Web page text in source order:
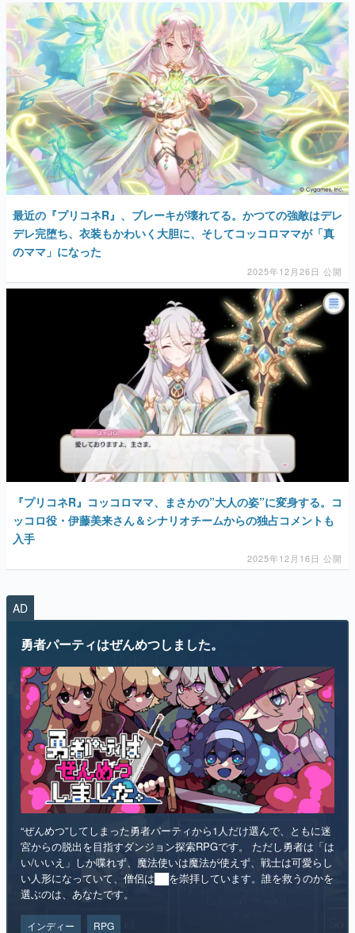
最近の『プリコネR』、ブレーキが壊れてる。かつての強敵はデレ
デレ完堕ち、衣装もかわいく大胆に、そしてコッコロママが「真
のママ」になった
2025年12月26日 公開
『プリコネR』コッコロママ、まさかの”大人の姿”に変身する。コ
ッコロ役・伊藤美来さん＆シナリオチームからの独占コメントも
入手
2025年12月16日 公開
AD
勇者パーティはぜんめつしました。
“ぜんめつ”してしまった勇者パーティから1人だけ選んで、ともに迷
宮からの脱出を目指すダンジョン探索RPGです。 ただし勇者は「は
い/いいえ」しか喋れず、魔法使いは魔法が使えず、戦士は可愛らし
い人形になっていて、僧侶は██を崇拝しています。誰を救うのかを
選ぶのは、あなたです。
インディー RPG